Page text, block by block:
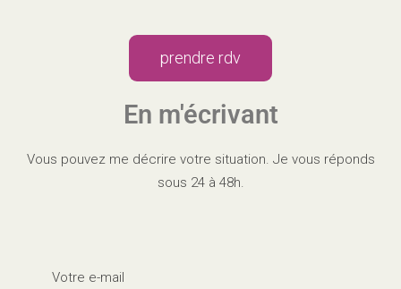
prendre rdv
En m'écrivant
Vous pouvez me décrire votre situation. Je vous réponds
sous 24 à 48h.
Votre e-mail